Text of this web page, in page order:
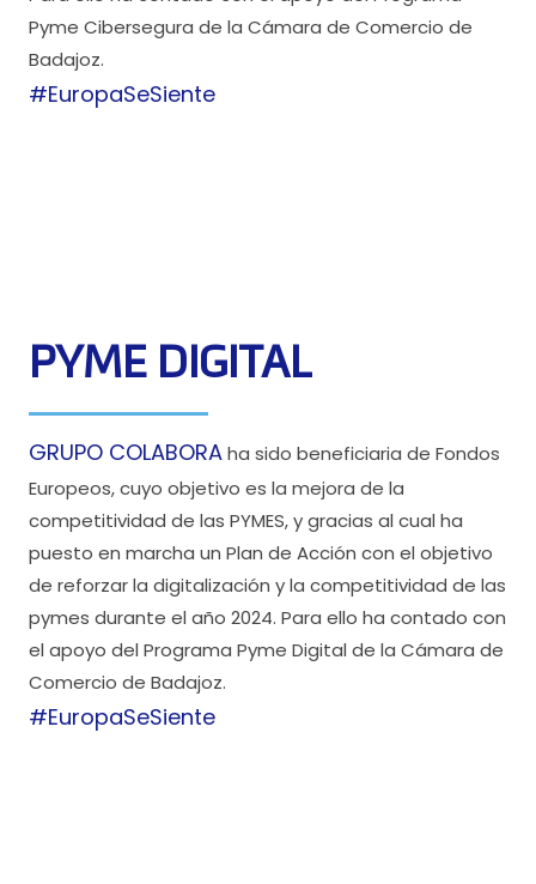
Pyme Cibersegura de la Cámara de Comercio de
Badajoz.
#EuropaSeSiente
PYME DIGITAL
GRUPO COLABORAha sido beneficiaria de Fondos
Europeos, cuyo objetivo es la mejora de la
competitividad de las PYMES, y gracias al cual ha
puesto en marcha un Plan de Acción con el objetivo
de reforzar la digitalización y la competitividad de las
pymes durante el año 2024. Para ello ha contado con
el apoyo del Programa Pyme Digital de la Cámara de
Comercio de Badajoz.
#EuropaSeSiente